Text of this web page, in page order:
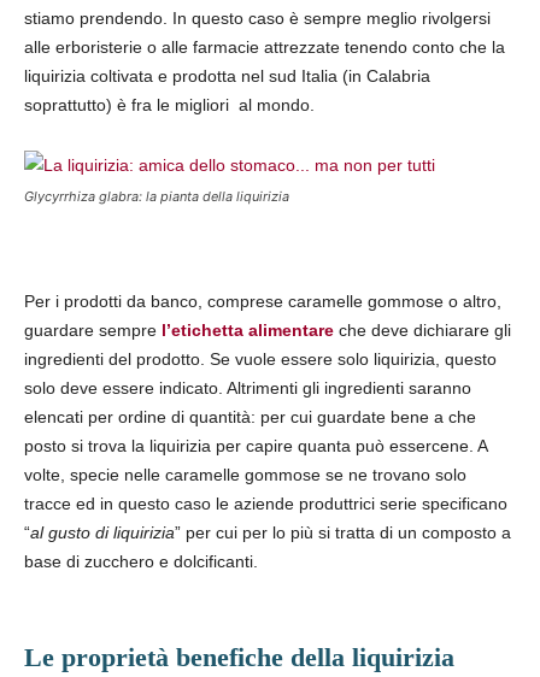
stiamo prendendo. In questo caso è sempre meglio rivolgersi
alle erboristerie o alle farmacie attrezzate tenendo conto che la
liquirizia coltivata e prodotta nel sud Italia (in Calabria
soprattutto) è fra le migliori al mondo.
Glycyrrhiza glabra: la pianta della liquirizia
Per i prodotti da banco, comprese caramelle gommose o altro,
guardare sempre l’etichetta alimentare che deve dichiarare gli
ingredienti del prodotto. Se vuole essere solo liquirizia, questo
solo deve essere indicato. Altrimenti gli ingredienti saranno
elencati per ordine di quantità: per cui guardate bene a che
posto si trova la liquirizia per capire quanta può essercene. A
volte, specie nelle caramelle gommose se ne trovano solo
tracce ed in questo caso le aziende produttrici serie specificano
“al gusto di liquirizia” per cui per lo più si tratta di un composto a
base di zucchero e dolcificanti.
Le proprietà benefiche della liquirizia